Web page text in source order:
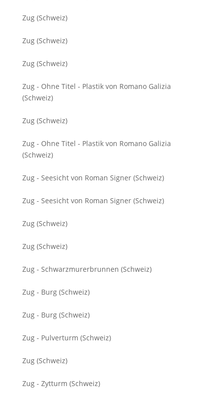
Zug (Schweiz)
Zug (Schweiz)
Zug (Schweiz)
Zug - Ohne Titel - Plastik von Romano Galizia
(Schweiz)
Zug (Schweiz)
Zug - Ohne Titel - Plastik von Romano Galizia
(Schweiz)
Zug - Seesicht von Roman Signer (Schweiz)
Zug - Seesicht von Roman Signer (Schweiz)
Zug (Schweiz)
Zug (Schweiz)
Zug - Schwarzmurerbrunnen (Schweiz)
Zug - Burg (Schweiz)
Zug - Burg (Schweiz)
Zug - Pulverturm (Schweiz)
Zug (Schweiz)
Zug - Zytturm (Schweiz)